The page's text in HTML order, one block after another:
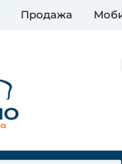
Продажа